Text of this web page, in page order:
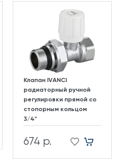
Клапан IVANCI
радиаторный ручной
регулировки прямой со
стопорным кольцом
3/4"
674 р.